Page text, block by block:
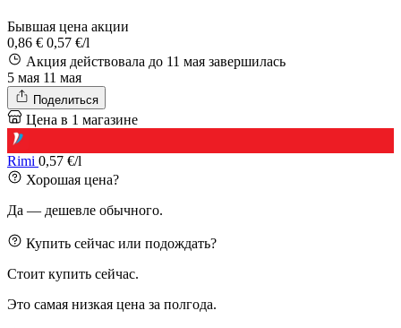
Бывшая цена акции
0,86 € 0,57 €/l
Акция действовала до 11 мая завершилась
5 мая 11 мая
Поделиться
Цена в 1 магазине
Rimi 0,57 €/l
Хорошая цена?
Да — дешевле обычного.
Купить сейчас или подождать?
Стоит купить сейчас.
Это самая низкая цена за полгода.